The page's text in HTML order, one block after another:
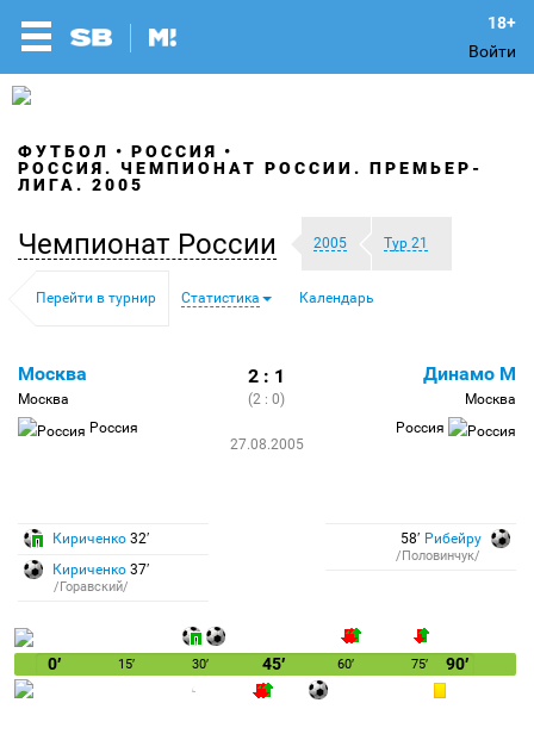
Войти
ФУТБОЛ
РОССИЯ
РОССИЯ. ЧЕМПИОНАТ РОССИИ. ПРЕМЬЕР-
ЛИГА. 2005
Чемпионат России 2005 Тур 21
Перейти в турнир Статистика Календарь
Москва
Москва
Россия
2 : 1
(2 : 0)
27.08.2005
Динамо М
Москва
Россия
Кириченко 32′
Кириченко 37′
/Горавский/
58′ Рибейру
/Половинчук/
0′ 15′ 30′ 45′ 60′ 75′ 90′